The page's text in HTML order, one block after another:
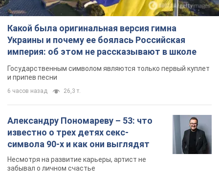
Какой была оригинальная версия гимна
Украины и почему ее боялась Российская
империя: об этом не рассказывают в школе
Государственным символом являются только первый куплет
и припев песни
6 часов назад 26,3 т.
Александру Пономареву – 53: что
известно о трех детях секс-
символа 90-х и как они выглядят
Несмотря на развитие карьеры, артист не
забывал о личном счастье